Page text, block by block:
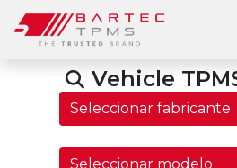
Vehicle